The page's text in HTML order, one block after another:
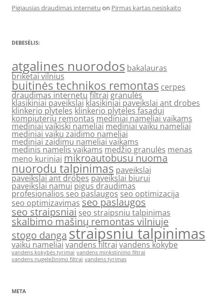
Pigiausias draudimas internetu on Pirmas kartas nesiskaito
DEBESĖLIS:
atgalines nuorodos bakalauras
briketai vilnius
buitinės technikos remontas cerpes
draudimas internetufiltraigranulės
klasikiniai paveikslai klasikiniai paveikslai ant drobes
klinkerio plyteles klinkerio plyteles fasadui
kompiuterių remontas mediniai nameliai vaikams
mediniai vaikiski nameliai mediniai vaiku nameliai
mediniai vaiku zaidimo nameliai
mediniai zaidimu nameliai vaikams
medinis namelis vaikams medžio granulės menas
meno kuriniai mikroautobusu nuoma
nuorodu talpinimas paveikslai
paveikslai ant drobespaveikslai biurui
paveikslai namui pigus draudimas
profesionalios seo paslaugos seo optimizacija
seo optimizavimas seo paslaugos
seo straipsniai seo straipsniu talpinimas
skalbimo mašinų remontas vilniuje
stogo dangastraipsniu talpinimas
vaiku nameliai vandens filtrai vandens kokybe
vandens kokybės tyrimai vandens minkstinimo filtrai
vandens nugeležinimo filtrai vandens tyrimas
META